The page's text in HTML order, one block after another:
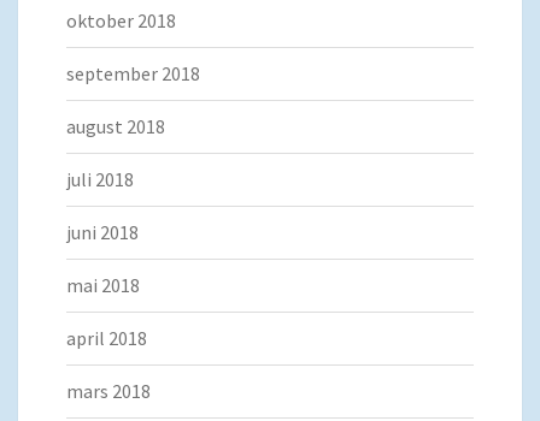
oktober 2018
september 2018
august 2018
juli 2018
juni 2018
mai 2018
april 2018
mars 2018